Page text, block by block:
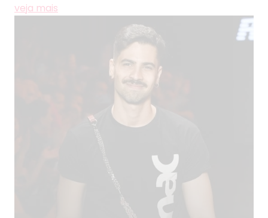
veja mais